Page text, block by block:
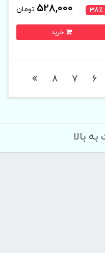
38٪ 528,000 تومان
6
7
8
بالا